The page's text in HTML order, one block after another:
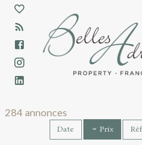
Annonces immobilières -
Aparté haute
En-tête
Liens
284 annonces
Date Prix